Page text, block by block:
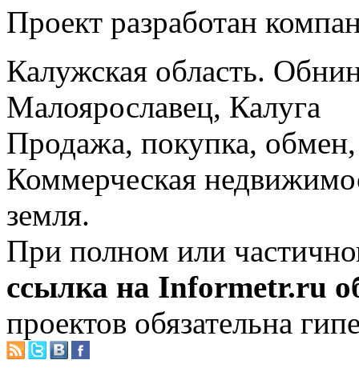
Проект разработан
Калужская область.
Малоярославец, Калуга
Продажа, покупка, обмен,
Коммерческая
земля.
При полном или
ссылка на Informetr.ru
проектов обязательна